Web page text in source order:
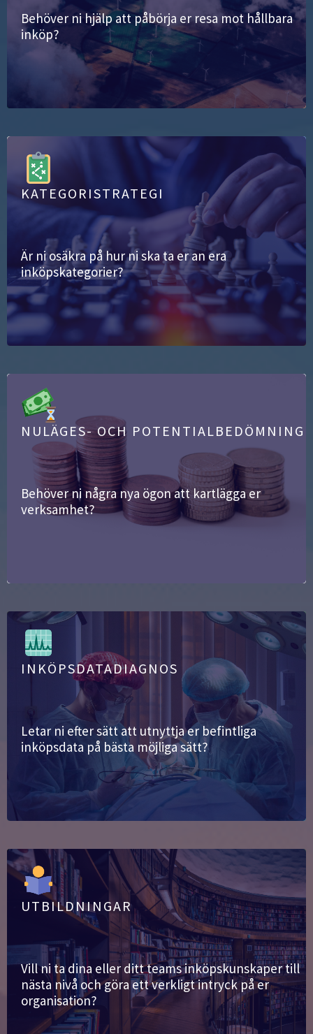
Behöver ni hjälp att påbörja er resa mot hållbara
inköp?
KATEGORISTRATEGI
Är ni osäkra på hur ni ska ta er an era
inköpskategorier?
NULÄGES- OCH POTENTIALBEDÖMNING
Behöver ni några nya ögon att kartlägga er
verksamhet?
INKÖPSDATADIAGNOS
Letar ni efter sätt att utnyttja er befintliga
inköpsdata på bästa möjliga sätt?
UTBILDNINGAR
Vill ni ta dina eller ditt teams inköpskunskaper till
nästa nivå och göra ett verkligt intryck på er
organisation?